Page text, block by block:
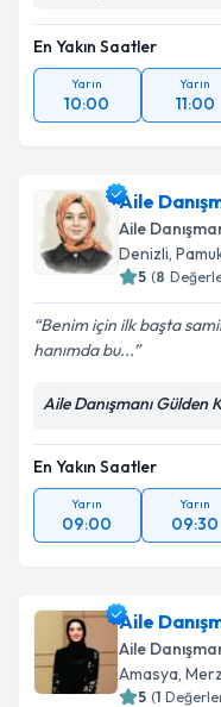
En Yakın Saatler
Yarın
10:00
Yarın
11:00
Aile
Aile
Denizli,
5 (8
Benim için ilk başta
hanımda bu...
Aile Danışmanı Gülden
En Yakın Saatler
Yarın
09:00
Yarın
09:30
Aile
Aile
Amasya,
5 (1